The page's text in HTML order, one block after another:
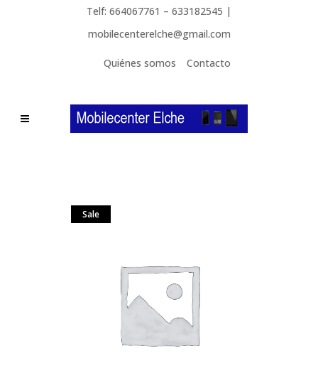
Telf: 664067761 – 633182545 |
mobilecenterelche@gmail.com
Quiénes somos Contacto
Sale